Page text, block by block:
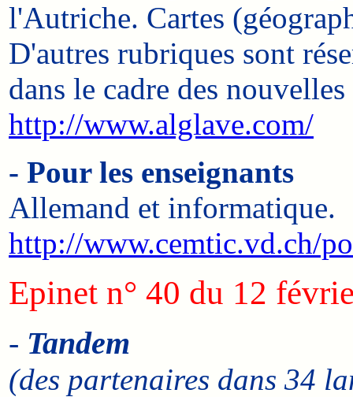
l'Autriche. Cartes
D'autres rubriques sont
dans le cadre des
http://www.alglave.com/
- Pour les enseignants
Allemand et informatique.
http://www.cemtic.vd.ch/
Epinet n° 40 du 12
- Tandem
(des partenaires dans 34